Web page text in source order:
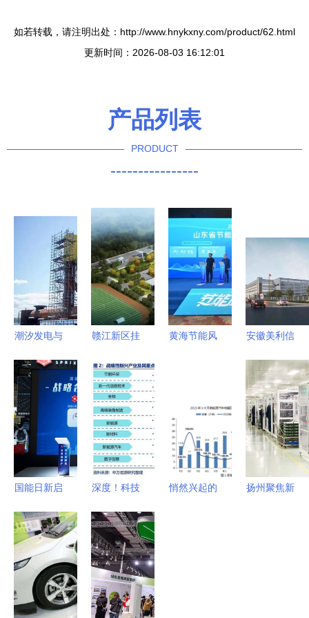
如若转载，请注明出处：http://www.hnykxny.com/product/62.html
更新时间：2026-08-03 16:12:01
产品列表
PRODUCT
----------------
潮汐发电与
引领新能源
未来的双翼
赣江新区挂
亿投资驱动
能源革命，
擘画南昌未
来新蓝图
黄海节能风
2023年节
能宣传周启
动，聚焦新
兴能源技术
安徽美利信
期项目开工
仪式圆满举
行，新兴能
源技术研发
开启新篇章
国能日新启
计划，聚焦
新兴能源技
术研发
深度！科技
价值分析
聚焦新兴能
源技术研发
的指数基金
产品研究系
悄然兴起的
扬州聚焦新